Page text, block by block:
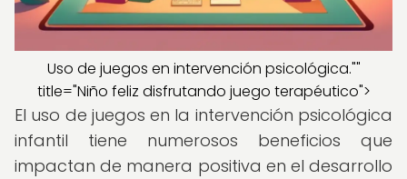
Uso de juegos en intervención psicológica.""
title="Niño feliz disfrutando juego terapéutico">
El uso de juegos en la intervención psicológica
infantil tiene numerosos beneficios que
impactan de manera positiva en el desarrollo